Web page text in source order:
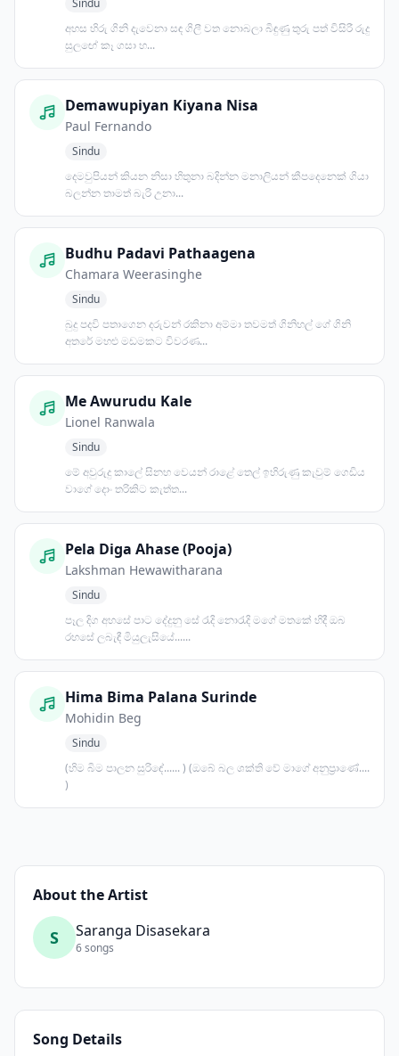
Sindu
අහස හිරු ගිනි දැවෙනා සඳ ගිලී වත නොබලා බිඳුණු තුරු පත් විසිරී රුදු
සුලඟේ කෑ ගසා හ...
Demawupiyan Kiyana Nisa
Paul Fernando
Sindu
දෙමවුපියන් කියන නිසා හිතුනා බදින්න මනාලියන් කීපදෙනෙක් ගියා
බලන්න තාමත් බැරි උනා...
Budhu Padavi Pathaagena
Chamara Weerasinghe
Sindu
බුදු පදවි පතාගෙන දරුවන් රකිනා අම්මා තවමත් ගිනිහල් ගේ ගිනි
අතරේ මහළු මඩමකට විවරණ...
Me Awurudu Kale
Lionel Ranwala
Sindu
මේ අවුරුදු කාලේ සිනහ වෙයන් රාළේ තෙල් ඉහිරුණු කැවුම් ගෙඩිය
වාගේ දොං තරිකිට කැත්ත...
Pela Diga Ahase (Pooja)
Lakshman Hewawitharana
Sindu
පෑල දිග අහසේ පාට දේදුනු සේ රැදි නොරැදි මගේ මතකේ හිදී ඔබ
රහසේ ලබැඳී මියුලැසියේ......
Hima Bima Palana Surinde
Mohidin Beg
Sindu
(හිම බිම පාලන සුරිඳේ...... ) (ඔබේ බල ශක්ති වේ මාගේ අනුප්‍රාණේ....
)
About the Artist
S Saranga Disasekara
6 songs
Song Details